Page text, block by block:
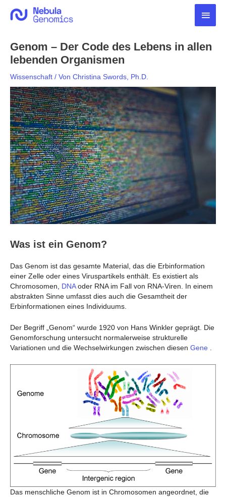
Inhalt
Genom – Der Code des Lebens in allen
lebenden Organismen
Wissenschaft / Von Christina Swords, Ph.D.
Was ist ein Genom?
Das Genom ist das gesamte Material, das die Erbinformation
einer Zelle oder eines Viruspartikels enthält. Es existiert als
Chromosomen,
DNAoder RNA im Fall von RNA-Viren. In einem
abstrakten Sinne umfasst dies auch die Gesamtheit der
Erbinformationen eines Individuums.
Der Begriff „Genom“ wurde 1920 von Hans Winkler geprägt. Die
Genomforschung untersucht normalerweise strukturelle
Variationen und die Wechselwirkungen zwischen diesen Gene .
Das menschliche Genom ist in Chromosomen angeordnet, die